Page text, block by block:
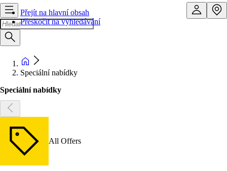
Přejít na hlavní obsah
Přeskočit na vyhledávání
Speciální nabídky
Speciální nabídky
All Offers